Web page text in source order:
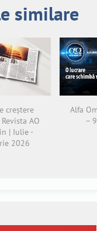
similare
creștere
AO
| Iulie -
2026
Alfa
–